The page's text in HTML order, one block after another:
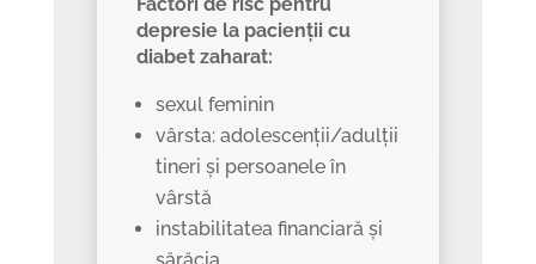
depresie la pacienții cu
diabet zaharat:
sexul feminin
vârsta: adolescenții/adulții
tineri și persoanele în
vârstă
instabilitatea financiară și